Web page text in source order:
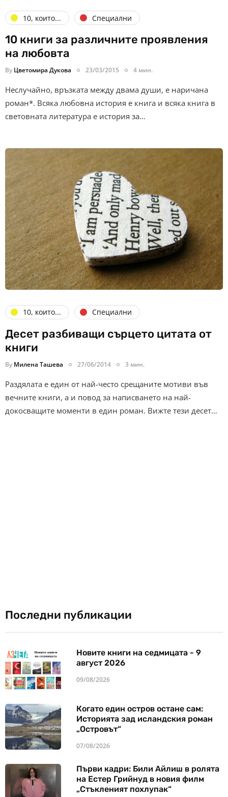
10, които... Специални
10 книги за различните проявления
на любовта
By Цветомира Дукова 23/03/2015 4 мин.
Неслучайно, връзката между двама души, е наричана
роман*. Всяка любовна история е книга и всяка книга в
световната литература е история за…
10, които... Специални
Десет разбиващи сърцето цитата от
книги
By Милена Ташева 27/06/2014 3 мин.
Раздялата е един от най-често срещаните мотиви във
вечните книги, а и повод за написването на най-
докосващите моменти в един роман. Вижте тези десет…
Последни публикации
Новите книги на седмицата - 9
август 2026
09/08/2026
Когато един остров остане сам:
Историята зад исландския роман
„Островът“
07/08/2026
Първи кадри: Били Айлиш в ролята
на Естер Грийнуд в новия филм
„Стъкленият похлупак“